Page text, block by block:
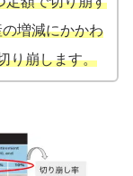
増減にかかわ
り崩します。